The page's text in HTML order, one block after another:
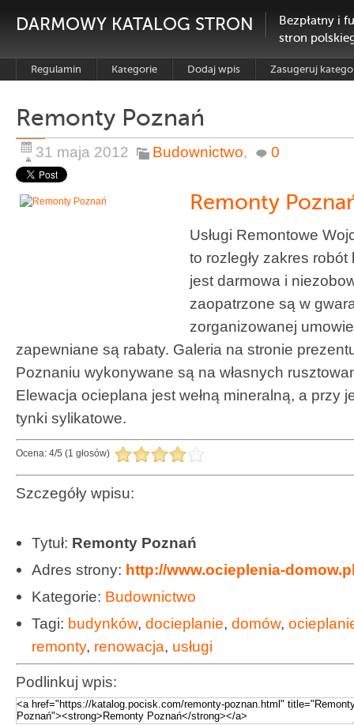
DARMOWY KATALOG STRON
Bezpłatny i
stron
Regulamin Kategorie Dodaj wpis Zasugeruj
Remonty Poznań
31 maja 2012 Budownictwo, 0
Remonty
Usługi Remontowe
to rozległy zakres
jest darmowa i
zaopatrzone są w
zorganizowanej
zapewniane są rabaty. Galeria na stronie
Poznaniu wykonywane są na własnych
Elewacja ocieplana jest wełną mineralną, a przy
tynki sylikatowe.
Ocena: 4/5 (1 głosów)
Szczegóły wpisu:
Tytuł: Remonty Poznań
Adres strony: http://www.ocieplenia-
Kategorie: Budownictwo
Tagi: budynków, docieplanie, domów,
remonty, renowacja, usługi
Podlinkuj wpis: